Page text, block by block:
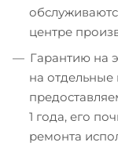
центре
Гарантию на
на
1 года, его
ремонта